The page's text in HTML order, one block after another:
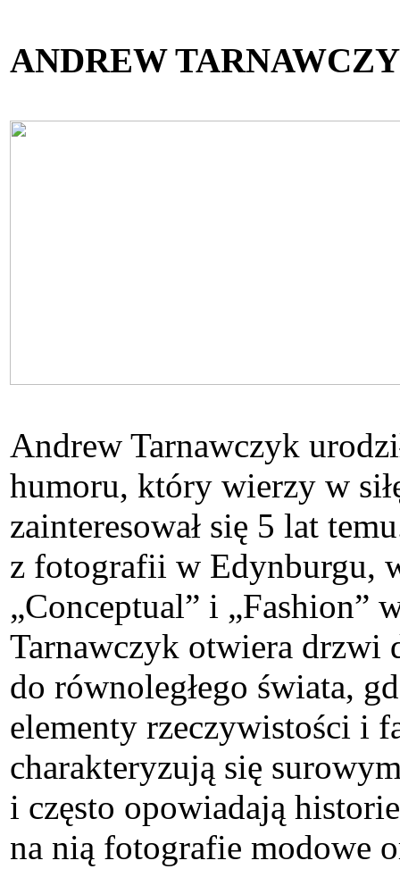
ANDREW
Andrew Tarnawczyk
humoru, który wierzy w
zainteresował się 5 lat
z fotografii w Edynburgu,
„Conceptual” i „Fashion”
Tarnawczyk otwiera drzwi
do równoległego świata,
elementy rzeczywistości i
charakteryzują się
i często opowiadają
na nią fotografie modowe